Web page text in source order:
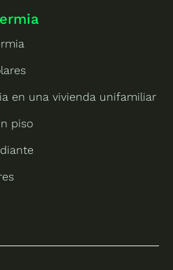
en una vivienda unifamiliar
piso